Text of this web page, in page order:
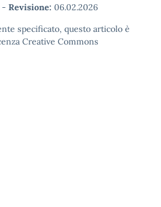
- Revisione: 06.02.2026
specificato, questo articolo è
Creative Commons